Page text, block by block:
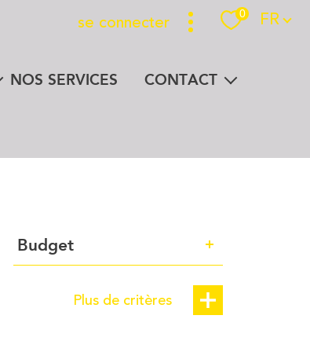
se connecter 0 Langue
FR
NOS SERVICES CONTACT
Budget
Plus de critères